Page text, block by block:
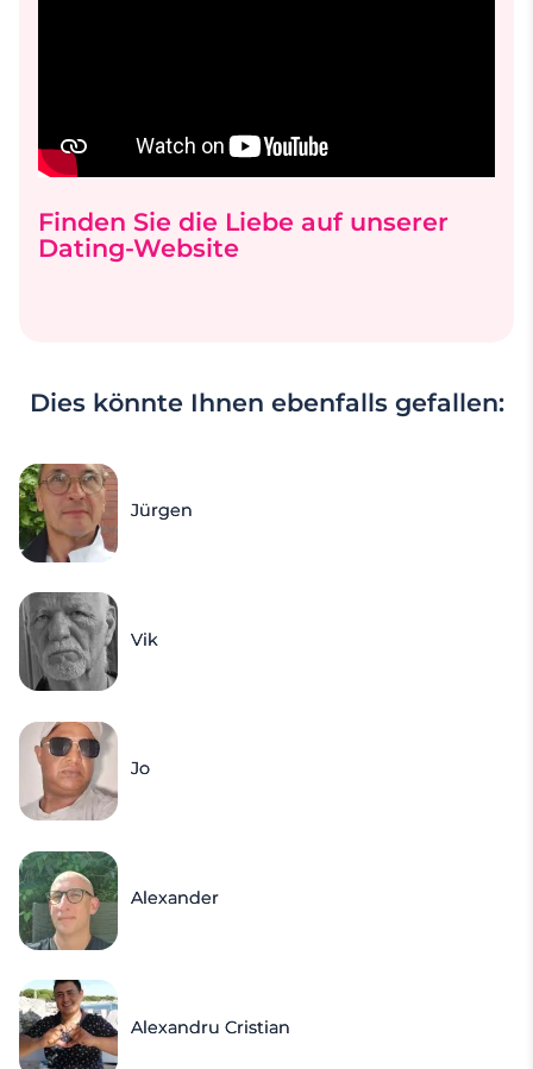
Finden Sie die Liebe auf unserer
Dating-Website
Dies könnte Ihnen ebenfalls gefallen:
Jürgen
Vik
Jo
Alexander
Alexandru Cristian